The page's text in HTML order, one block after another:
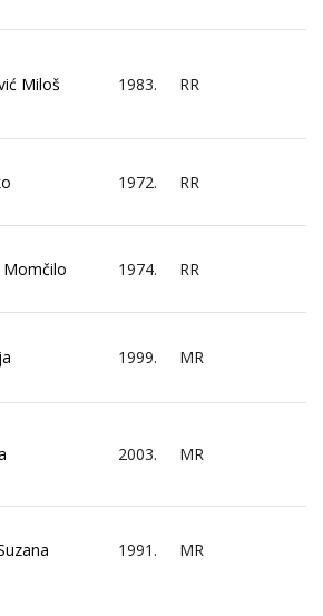
Miloš 1983. RR
1972. RR
1974. RR
1999. MR
2003. MR
1991. MR